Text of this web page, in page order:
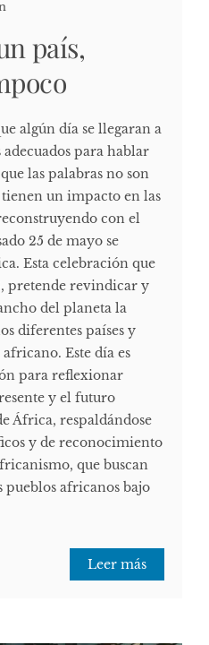
país,
algún día se llegaran a
para hablar
las palabras no son
un impacto en las
con el
25 de mayo se
Esta celebración que
pretende revindicar y
del planeta la
diferentes países y
Este día es
para reflexionar
y el futuro
África, respaldándose
y de reconocimiento
que buscan
africanos bajo
Leer más